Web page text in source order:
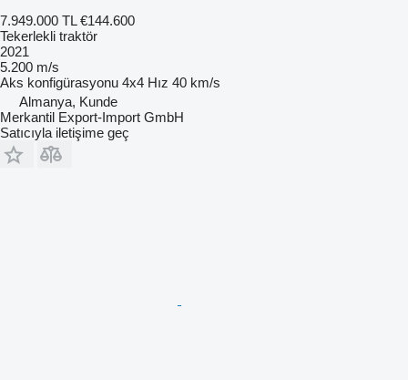
7.949.000 TL €144.600
Tekerlekli traktör
2021
5.200 m/s
Aks konfigürasyonu 4x4 Hız 40 km/s
Almanya, Kunde
Merkantil Export-Import GmbH
Satıcıyla iletişime geç